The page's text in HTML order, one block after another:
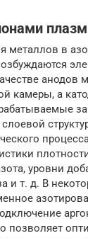
металлов в
анодов
камеры, а
уровни
и т. д. В
позволяет